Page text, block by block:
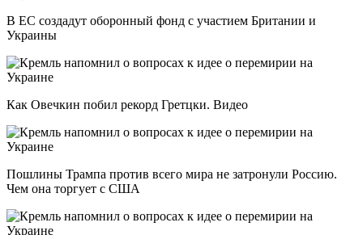
В ЕС создадут оборонный фонд с участием Британии и
Украины
Как Овечкин побил рекорд Гретцки. Видео
Пошлины Трампа против всего мира не затронули Россию.
Чем она торгует с США